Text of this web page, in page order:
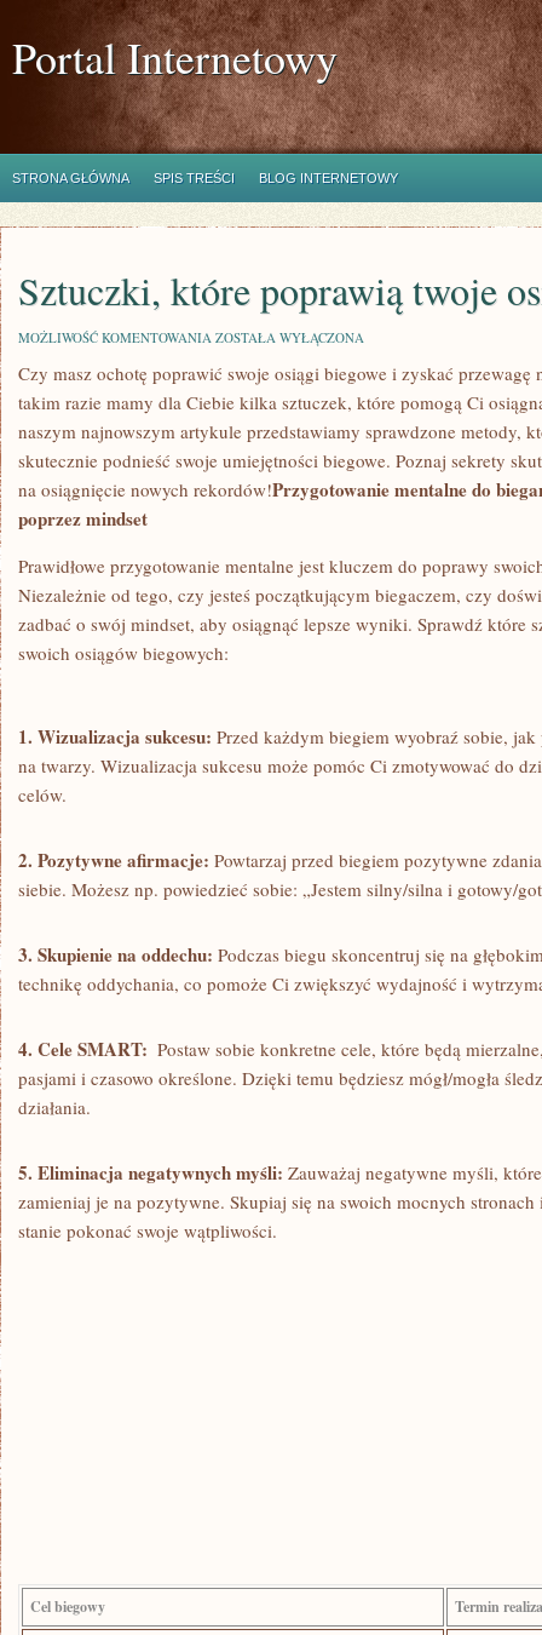
Portal Internetowy
STRONA GŁÓWNA SPIS TREŚCI BLOG INTERNETOWY
Sztuczki, które poprawią twoje
MOŻLIWOŚĆ KOMENTOWANIA SZTUCZKI,
POPRAWIĄ
TWOJE
OSIĄGI
BIEGOWE
ZOSTAŁA WYŁĄCZONA
Czy masz ochotę poprawić swoje osiągi biegowe i zyskać
takim razie mamy dla Ciebie ⁢kilka sztuczek, które ⁢pomogą Ci
naszym najnowszym ⁣artykule przedstawiamy sprawdzone ​metody,
skutecznie‍ podnieść swoje umiejętności‌ biegowe. Poznaj sekrety
na osiągnięcie nowych rekordów!Przygotowanie ‍mentalne do
poprzez mindset
Prawidłowe przygotowanie mentalne jest kluczem do poprawy
Niezależnie od tego, czy jesteś początkującym biegaczem, czy
zadbać o swój mindset,​ aby osiągnąć lepsze wyniki. Sprawdź które
swoich osiągów biegowych:
1. Wizualizacja sukcesu: Przed każdym ‍biegiem wyobraź sobie,
na twarzy. Wizualizacja sukcesu może pomóc Ci zmotywować do
celów.
2. Pozytywne⁣ afirmacje: Powtarzaj ⁢przed biegiem pozytywne
siebie. Możesz np. powiedzieć sobie: „Jestem silny/silna ⁣i gotowy/
3. Skupienie na oddechu: ⁤Podczas biegu skoncentruj się ⁢na
technikę oddychania, co pomoże Ci zwiększyć wydajność i
4. Cele SMART:
Postaw sobie konkretne ‌cele, które będą
pasjami i ‍czasowo określone. Dzięki temu będziesz⁣ mógł/mogła
działania.
5. Eliminacja negatywnych myśli: Zauważaj negatywne myśli,
zamieniaj‍ je na pozytywne. Skupiaj się⁢ na swoich mocnych stronach
stanie pokonać swoje‌ wątpliwości.
Cel biegowy Termin